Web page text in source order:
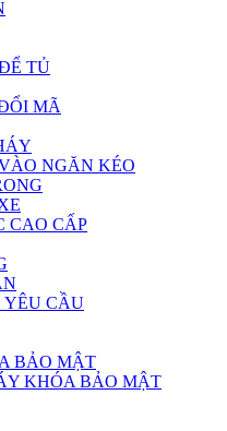
TỦ
MÃ
NGĂN KÉO
CAO CẤP
YÊU CẦU
BẢO MẬT
KHÓA BẢO MẬT